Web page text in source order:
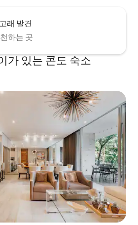
래 발견
하는 곳
가 있는 콘도 숙소